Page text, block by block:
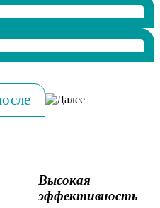
Высокая
эффективность